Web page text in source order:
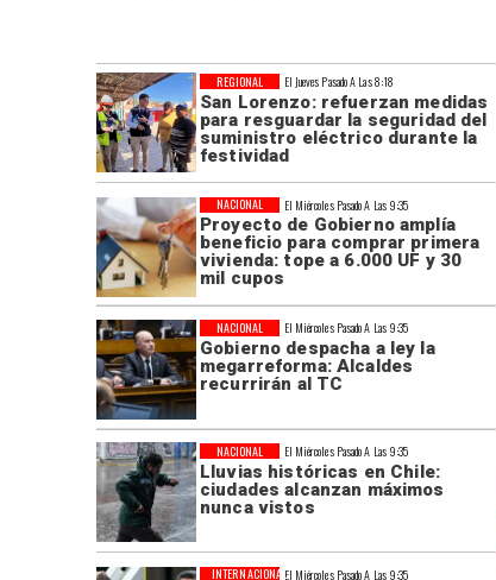
El Jueves Pasado A Las 8:18
San Lorenzo: refuerzan medidas
para resguardar la seguridad del
suministro eléctrico durante la
festividad
REGIONAL
El Miércoles Pasado A Las 9:35
Proyecto de Gobierno amplía
beneficio para comprar primera
vivienda: tope a 6.000 UF y 30
mil cupos
NACIONAL
El Miércoles Pasado A Las 9:35
Gobierno despacha a ley la
megarreforma: Alcaldes
recurrirán al TC
NACIONAL
El Miércoles Pasado A Las 9:35
Lluvias históricas en Chile:
ciudades alcanzan máximos
nunca vistos
NACIONAL
El Miércoles Pasado A Las 9:35
INTERNACIONAL